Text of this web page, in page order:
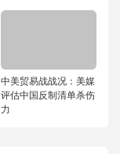
中美贸易战战况：美媒
评估中国反制清单杀伤
力